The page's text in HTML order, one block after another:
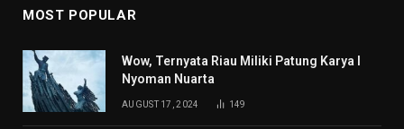
MOST POPULAR
Wow, Ternyata Riau Miliki Patung Karya I
Nyoman Nuarta
AUGUST 17, 2024 149